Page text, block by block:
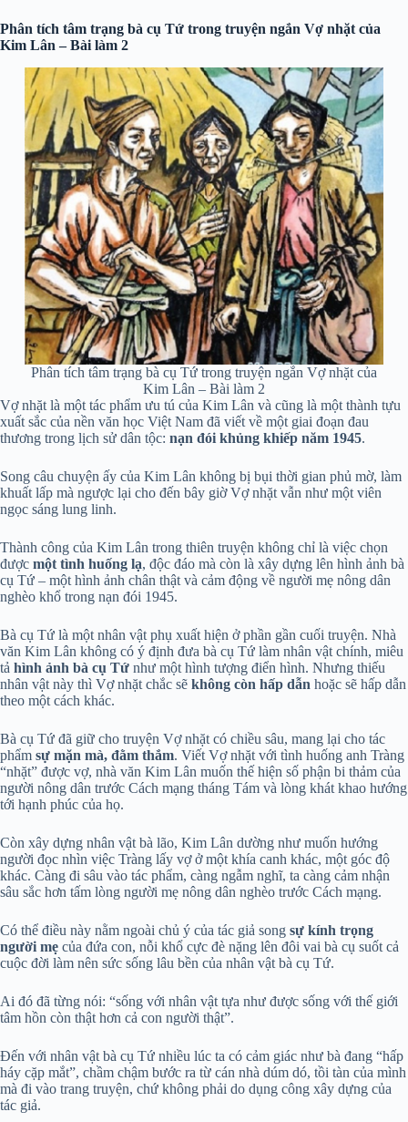
Phân tích tâm trạng bà cụ Tứ trong truyện ngắn Vợ nhặt của
Kim Lân – Bài làm 2
Phân tích tâm trạng bà cụ Tứ trong truyện ngắn Vợ nhặt của
Kim Lân – Bài làm 2
Vợ nhặt là một tác phẩm ưu tú của Kim Lân và cũng là một thành tựu
xuất sắc của nền văn học Việt Nam đã viết về một giai đoạn đau
thương trong lịch sử dân tộc: nạn đói khủng khiếp năm 1945.
Song câu chuyện ấy của Kim Lân không bị bụi thời gian phủ mờ, làm
khuất lấp mà ngược lại cho đến bây giờ Vợ nhặt vẫn như một viên
ngọc sáng lung linh.
Thành công của Kim Lân trong thiên truyện không chỉ là việc chọn
được một tình huống lạ, độc đáo mà còn là xây dựng lên hình ảnh bà
cụ Tứ – một hình ảnh chân thật và cảm động về người mẹ nông dân
nghèo khổ trong nạn đói 1945.
Bà cụ Tứ là một nhân vật phụ xuất hiện ở phần gần cuối truyện. Nhà
văn Kim Lân không có ý định đưa bà cụ Tứ làm nhân vật chính, miêu
tả hình ảnh bà cụ Tứ như một hình tượng điển hình. Nhưng thiếu
nhân vật này thì Vợ nhặt chắc sẽ không còn hấp dẫn hoặc sẽ hấp dẫn
theo một cách khác.
Bà cụ Tứ đã giữ cho truyện Vợ nhặt có chiều sâu, mang lại cho tác
phẩm sự mặn mà, đằm thắm. Viết Vợ nhặt với tình huống anh Tràng
“nhặt” được vợ, nhà văn Kim Lân muốn thế hiện số phận bi thảm của
người nông dân trước Cách mạng tháng Tám và lòng khát khao hướng
tới hạnh phúc của họ.
Còn xây dựng nhân vật bà lão, Kim Lân dường như muốn hướng
người đọc nhìn việc Tràng lấy vợ ở một khía canh khác, một góc độ
khác. Càng đi sâu vào tác phẩm, càng ngẫm nghĩ, ta càng cảm nhận
sâu sắc hơn tấm lòng người mẹ nông dân nghèo trước Cách mạng.
Có thể điều này nằm ngoài chủ ý của tác giả song sự kính trọng
người mẹ của đứa con, nỗi khổ cực đè nặng lên đôi vai bà cụ suốt cả
cuộc đời làm nên sức sống lâu bền của nhân vật bà cụ Tứ.
Ai đó đã từng nói: “sống với nhân vật tựa như được sống với thế giới
tâm hồn còn thật hơn cả con người thật”.
Đến với nhân vật bà cụ Tứ nhiều lúc ta có cảm giác như bà đang “hấp
háy cặp mắt”, chầm chậm bước ra từ cán nhà dúm dó, tồi tàn của mình
mà đi vào trang truyện, chứ không phải do dụng công xây dựng của
tác giả.